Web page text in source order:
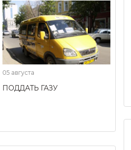
05 августа
ПОДДАТЬ ГАЗУ